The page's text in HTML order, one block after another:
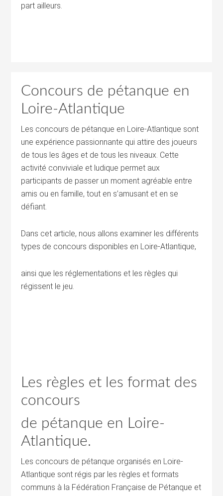
part ailleurs.
Concours de pétanque en
Loire-Atlantique
Les concours de pétanque en Loire-Atlantique sont
une expérience passionnante qui attire des joueurs
de tous les âges et de tous les niveaux. Cette
activité conviviale et ludique permet aux
participants de passer un moment agréable entre
amis ou en famille, tout en s’amusant et en se
défiant.
Dans cet article, nous allons examiner les différents
types de concours disponibles en Loire-Atlantique,
ainsi que les réglementations et les règles qui
régissent le jeu.
Les règles et les format des
concours
de pétanque en Loire-
Atlantique.
Les concours de pétanque organisés en Loire-
Atlantique sont régis par les règles et formats
communs à la Fédération Française de Pétanque et